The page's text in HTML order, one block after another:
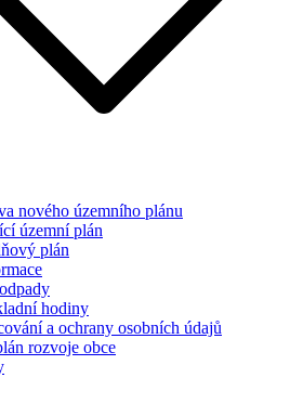
nového územního plánu
územní plán
plán
hodiny
a ochrany osobních údajů
rozvoje obce